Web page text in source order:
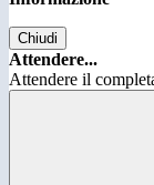
Chiudi
Attendere...
Attendere il